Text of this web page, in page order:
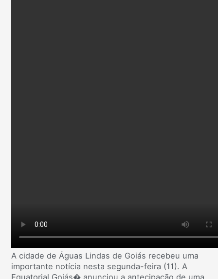
A cidade de Águas Lindas de Goiás recebeu uma
importante notícia nesta segunda-feira (11). A